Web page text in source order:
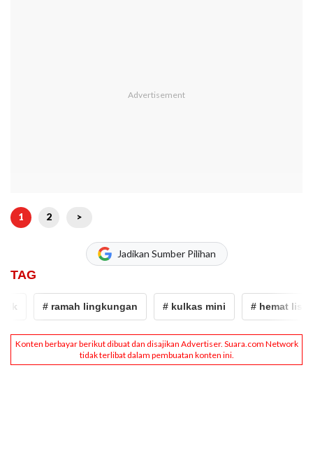
1 2 >
Jadikan Sumber Pilihan
TAG
# ramah lingkungan # kulkas mini # hemat listrik